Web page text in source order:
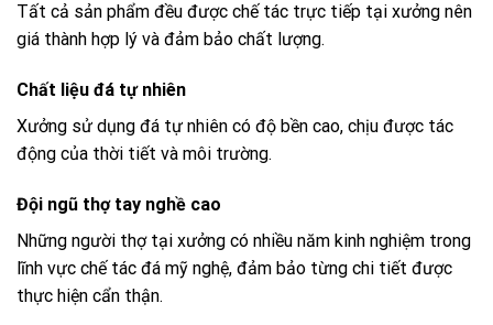
Tất cả sản phẩm đều được chế tác trực tiếp tại xưởng nên
giá thành hợp lý và đảm bảo chất lượng.
Chất liệu đá tự nhiên
Xưởng sử dụng đá tự nhiên có độ bền cao, chịu được tác
động của thời tiết và môi trường.
Đội ngũ thợ tay nghề cao
Những người thợ tại xưởng có nhiều năm kinh nghiệm trong
lĩnh vực chế tác đá mỹ nghệ, đảm bảo từng chi tiết được
thực hiện cẩn thận.